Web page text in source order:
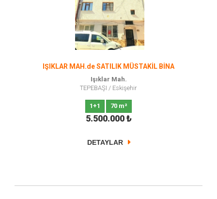
IŞIKLAR MAH.de SATILIK MÜSTAKİL BİNA
Işıklar Mah.
TEPEBAŞI / Eskişehir
1+1 70 m²
5.500.000 ₺
DETAYLAR